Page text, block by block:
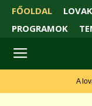
FŐOLDAL LOVAK
PROGRAMOK
A